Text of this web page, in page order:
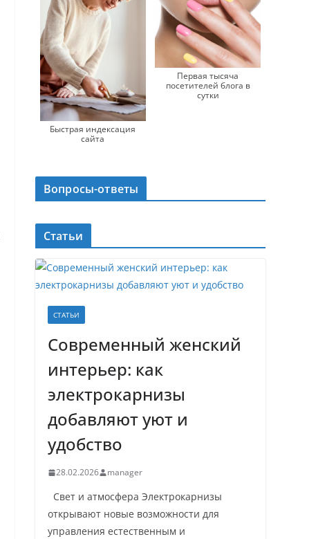
Быстрая индексация
сайта
Первая тысяча
посетителей блога в
сутки
Вопросы-ответы
Статьи
СТАТЬИ
Современный женский
интерьер: как
электрокарнизы
добавляют уют и
удобство
28.02.2026 manager
Свет и атмосфера Электрокарнизы
открывают новые возможности для
управления естественным и